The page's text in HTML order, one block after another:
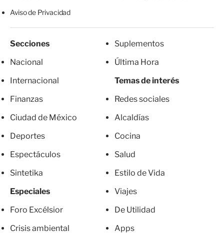
Aviso de Privacidad
Secciones
Nacional
Internacional
Finanzas
Ciudad de México
Deportes
Espectáculos
Sintetika
Especiales
Foro Excélsior
Crisis ambiental
Suplementos
Última Hora
Temas de interés
Redes sociales
Alcaldías
Cocina
Salud
Estilo de Vida
Viajes
De Utilidad
Apps